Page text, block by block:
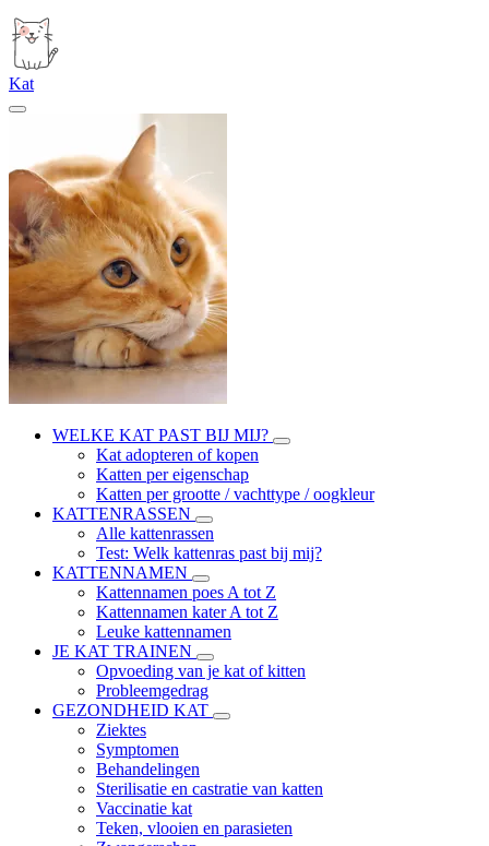
Kat
WELKE KAT PAST BIJ MIJ?
Kat adopteren of kopen
Katten per eigenschap
Katten per grootte / vachttype / oogkleur
KATTENRASSEN
Alle kattenrassen
Test: Welk kattenras past bij mij?
KATTENNAMEN
Kattennamen poes A tot Z
Kattennamen kater A tot Z
Leuke kattennamen
JE KAT TRAINEN
Opvoeding van je kat of kitten
Probleemgedrag
GEZONDHEID KAT
Ziektes
Symptomen
Behandelingen
Sterilisatie en castratie van katten
Vaccinatie kat
Teken, vlooien en parasieten